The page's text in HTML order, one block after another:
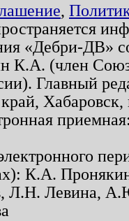
,
«Дебри-ДВ»
К.А. (член
Главный
К.А.
Л.Н. Левина,